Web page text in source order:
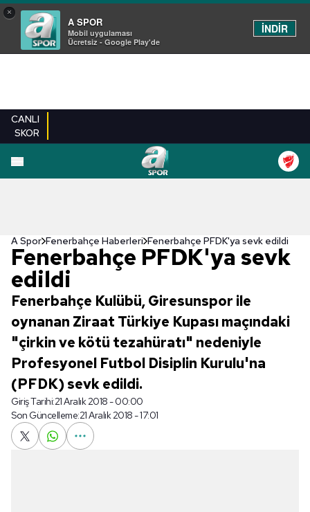
×
A SPOR
Mobil uygulaması
Ücretsiz - Google Play'de
İNDİR
CANLI
SKOR
A Spor Fenerbahçe Haberleri Fenerbahçe PFDK'ya sevk edildi
Fenerbahçe PFDK'ya sevk
edildi
Fenerbahçe Kulübü, Giresunspor ile
oynanan Ziraat Türkiye Kupası maçındaki
"çirkin ve kötü tezahüratı" nedeniyle
Profesyonel Futbol Disiplin Kurulu'na
(PFDK) sevk edildi.
Giriş Tarihi:21 Aralık 2018 - 00:00
Son Güncelleme:21 Aralık 2018 - 17:01